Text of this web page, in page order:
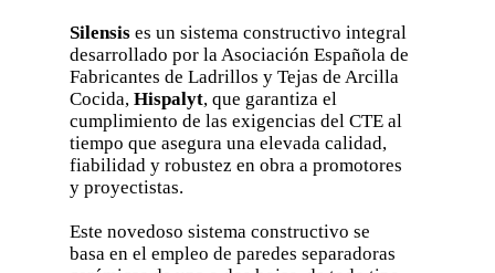
Silensis es un sistema constructivo integral
desarrollado por la Asociación Española de
Fabricantes de Ladrillos y Tejas de Arcilla
Cocida, Hispalyt, que garantiza el
cumplimiento de las exigencias del CTE al
tiempo que asegura una elevada calidad,
fiabilidad y robustez en obra a promotores
y proyectistas.
Este novedoso sistema constructivo se
basa en el empleo de paredes separadoras